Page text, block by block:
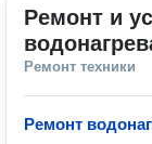
Ремонт и
Ремонт техники
Ремонт